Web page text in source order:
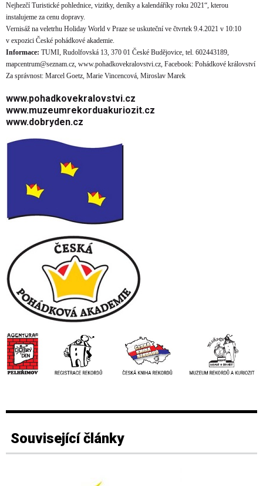
Nejhezčí Turistické pohlednice, vizitky, deníky a kalendáříky roku 2021“, kterou
instalujeme za cenu dopravy.
Vernisáž na veletrhu Holiday World v Praze se uskuteční ve čtvrtek 9.4.2021 v 10:10
v expozici České pohádkové akademie.
Informace: TUMI, Rudolfovská 13, 370 01 České Budějovice, tel. 602443189,
mapcentrum@seznam.cz www.pohadkovekralovstvi.cz , Facebook: Pohádkové království
Za správnost: Marcel Goetz, Marie Vincencová, Miroslav Marek
www.pohadkovekralovstvi.cz
www.muzeumrekorduakuriozit.cz
www.dobryden.cz
Související články